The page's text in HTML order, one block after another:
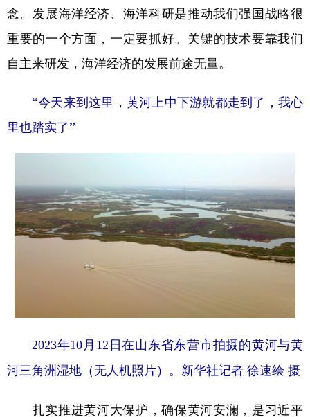
念。发展海洋经济、海洋科研是推动我们强国战略很
重要的一个方面，一定要抓好。关键的技术要靠我们
自主来研发，海洋经济的发展前途无量。
“今天来到这里，黄河上中下游就都走到了，我心
里也踏实了”
2023年10月12日在山东省东营市拍摄的黄河与黄
河三角洲湿地（无人机照片）。新华社记者 徐速绘 摄
扎实推进黄河大保护，确保黄河安澜，是习近平